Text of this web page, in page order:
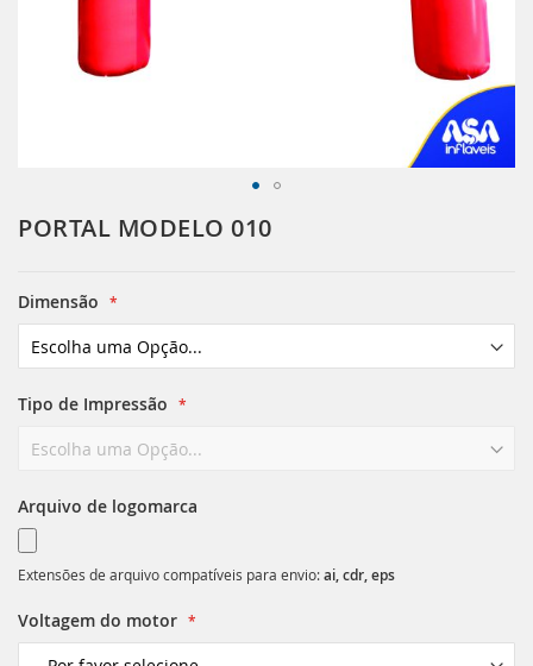
PORTAL MODELO 010
Dimensão
Tipo de Impressão
Arquivo de logomarca
Extensões de arquivo compatíveis para envio:ai, cdr, eps
Voltagem do motor
para
da
Galeria
de